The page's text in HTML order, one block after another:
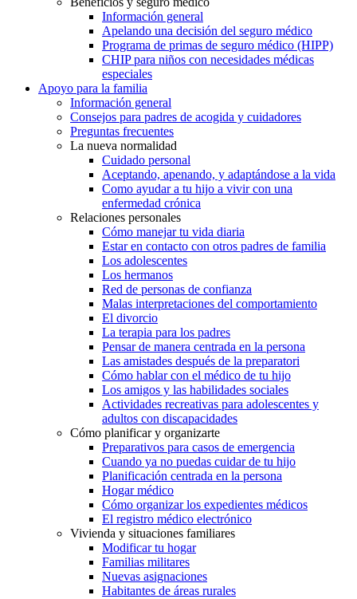
Información general
Apelando una decisión del seguro médico
Programa de primas de seguro médico (HIPP)
CHIP para niños con necesidades médicas
especiales
Apoyo para la familia
Información general
Consejos para padres de acogida y cuidadores
Preguntas frecuentes
La nueva normalidad
Cuidado personal
Aceptando, apenando, y adaptándose a la vida
Como ayudar a tu hijo a vivir con una
enfermedad crónica
Relaciones personales
Cómo manejar tu vida diaria
Estar en contacto con otros padres de familia
Los adolescentes
Los hermanos
Red de personas de confianza
Malas interpretaciones del comportamiento
El divorcio
La terapia para los padres
Pensar de manera centrada en la persona
Las amistades después de la preparatori
Cómo hablar con el médico de tu hijo
Los amigos y las habilidades sociales
Actividades recreativas para adolescentes y
adultos con discapacidades
Cómo planificar y organizarte
Preparativos para casos de emergencia
Cuando ya no puedas cuidar de tu hijo
Planificación centrada en la persona
Hogar médico
Cómo organizar los expedientes médicos
El registro médico electrónico
Vivienda y situaciones familiares
Modificar tu hogar
Familias militares
Nuevas asignaciones
Habitantes de áreas rurales